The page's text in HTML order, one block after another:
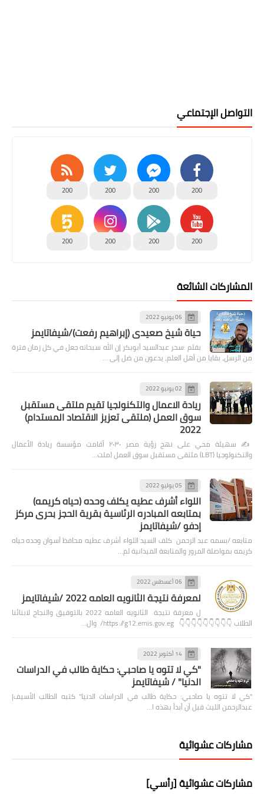
التواصل الإجتماعي
200
200
200
200
200
200
200
200
المشاركات الشائعة
06 يونيو 2022
حياة شيخ صعيدى (إبراهيم رفعت)/شيفاتايمز
بقلم :سحر عبدالسيد أبوبكر إن الله سبحانه جعل في كل زمان فترة
من الرسل، بقايا من أهل العلم، يدعون من ضل إلى …
02 يونيو 2022
ريادة الاعمال والتكنولجيا تقيم ملتقى مستقبل
سوق العمل (ملتقى تعزيز الاقتصاد المستدام)
2022
✍️ سهيلة محي على نهج رؤية مصر ٢٠٣٠ أقامت مؤسسة ريادة الأعمال
والتكنولوجيا (LBT) ملتقى مستقبل سوق العمل (ملت…
05 يوليو 2022
اللواء أشرف عطيه يكلف وحده (حياه كريمه)
بمتابعه المبادره الرئاسية بقرية الحجز بحرى مركز
إدفو /شيفاتايمز
متابعه /بسمه عبد الرحمن كلف السيد اللواء أشرف عطيه محافظ أسوان وحده حياه
كريمه بمواصلة المرور والمتابعة الميدانية لم…
06 أغسطس 2022
لمعرفة نتيجة الثانويه العامه 2022 /شيفاتايمز
ل معرفة نتيجة الثانويه العامه 2022 بالتوفيق والنجاح لابنائنا
الطلاب 👇👇👇👇👇👇👇👇👇 https://g12.emis.gov.eg/ وال…
14 أكتوبر 2022
"كي لا تتوه يا صاحبي: حكاية طالب في الدراسات
الدنيا" / شيفاتايمز
"كي لا تتوه يا صاحبي: حكاية طالب في الدراسات الدنيا" كتبه الطالب الأسيف|
عبدالرحمن الليث قبل أن أبدأ بهذه ا…
مشاركات عشوائية
مشاركات عشوائية [رأسي]